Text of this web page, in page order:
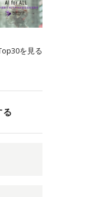
を見る
る